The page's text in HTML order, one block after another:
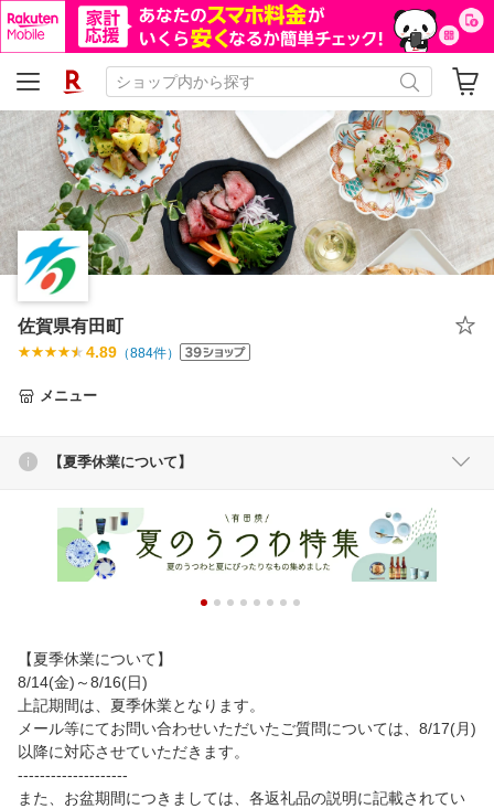
佐賀県有田町
4.89 （884件）
メニュー
【夏季休業について】
【夏季休業について】
8/14(金)～8/16(日)
上記期間は、夏季休業となります。
メール等にてお問い合わせいただいたご質問については、8/17(月)
以降に対応させていただきます。
--------------------
また、お盆期間につきましては、各返礼品の説明に記載されてい